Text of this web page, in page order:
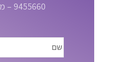
9455660 – מה שנוח לכם